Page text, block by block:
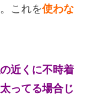
これを使わな
近くに不時着
ってる場合じ